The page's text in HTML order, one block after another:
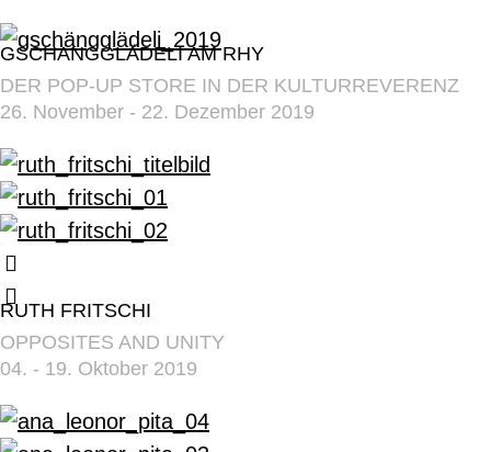
GSCHÄNGGLÄDELI AM RHY
DER POP-UP STORE IN DER KULTURREVERENZ
26. November - 22. Dezember 2019
RUTH FRITSCHI
OPPOSITES AND UNITY
04. - 19. Oktober 2019